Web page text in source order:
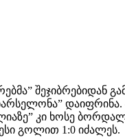
შეჯიბრებიდან
კი ხოსე
გოლით 1:0 იძალეს.